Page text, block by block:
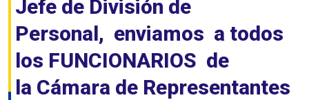
Jefe de División de
Personal, enviamos a todos
los FUNCIONARIOS de
la Cámara de Representantes